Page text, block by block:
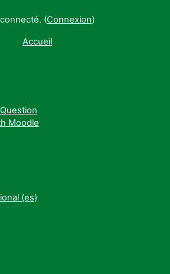
(Connexion)
Accueil
Moodle
‎(es)‎